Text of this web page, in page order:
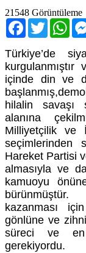
21548 Görüntüleme
Facebook
Twitter
Türkiye’de
içinde din ve
hilalin savaşı
alanına
Milliyetçilik ve
seçimlerinden
Hareket Partisi
almasıyla ve
kamuoyu
kazanması
gönlüne ve
süreci ve en
gerekiyordu.